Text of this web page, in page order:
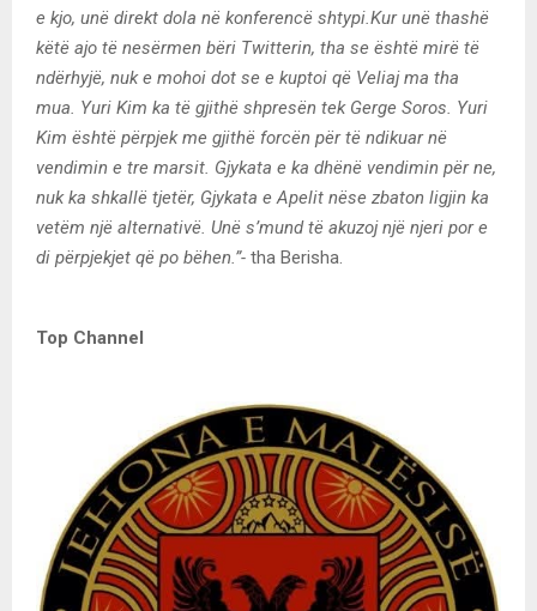
e kjo, unë direkt dola në konferencë shtypi.Kur unë thashë
këtë ajo të nesërmen bëri Twitterin, tha se është mirë të
ndërhyjë, nuk e mohoi dot se e kuptoi që Veliaj ma tha
mua. Yuri Kim ka të gjithë shpresën tek Gerge Soros. Yuri
Kim është përpjek me gjithë forcën për të ndikuar në
vendimin e tre marsit. Gjykata e ka dhënë vendimin për ne,
nuk ka shkallë tjetër, Gjykata e Apelit nëse zbaton ligjin ka
vetëm një alternativë. Unë s’mund të akuzoj një njeri por e
di përpjekjet që po bëhen.”- tha Berisha.
Top Channel